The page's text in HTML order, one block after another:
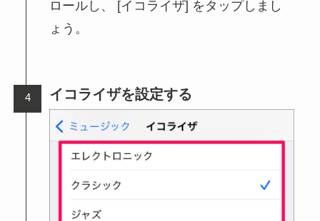
ロールし、 [イコライザ] をタップしまし
ょう。
イコライザを設定する